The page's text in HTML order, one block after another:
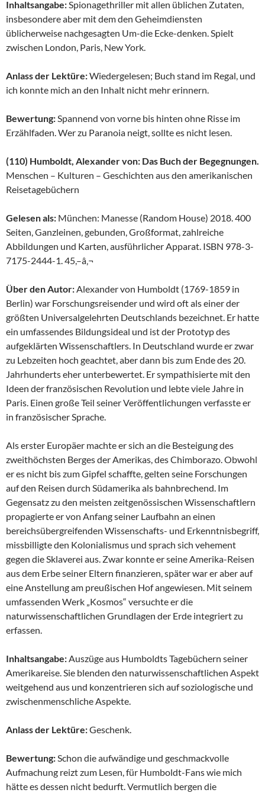
Inhaltsangabe: Spionagethriller mit allen üblichen Zutaten,
insbesondere aber mit dem den Geheimdiensten
üblicherweise nachgesagten Um-die Ecke-denken. Spielt
zwischen London, Paris, New York.
Anlass der Lektüre:Wiedergelesen; Buch stand im Regal, und
ich konnte mich an den Inhalt nicht mehr erinnern.
Bewertung: Spannend von vorne bis hinten ohne Risse im
Erzählfaden. Wer zu Paranoia neigt, sollte es nicht lesen.
(110) Humboldt, Alexander von: Das Buch der Begegnungen.
Menschen – Kulturen – Geschichten aus den amerikanischen
Reisetagebüchern
Gelesen als: München: Manesse (Random House) 2018. 400
Seiten, Ganzleinen, gebunden, Großformat, zahlreiche
Abbildungen und Karten, ausführlicher Apparat. ISBN 978-3-
7175-2444-1. 45,–â‚¬
Über den Autor: Alexander von Humboldt (1769-1859 in
Berlin) war Forschungsreisender und wird oft als einer der
größten Universalgelehrten Deutschlands bezeichnet. Er hatte
ein umfassendes Bildungsideal und ist der Prototyp des
aufgeklärten Wissenschaftlers. In Deutschland wurde er zwar
zu Lebzeiten hoch geachtet, aber dann bis zum Ende des 20.
Jahrhunderts eher unterbewertet. Er sympathisierte mit den
Ideen der französischen Revolution und lebte viele Jahre in
Paris. Einen große Teil seiner Veröffentlichungen verfasste er
in französischer Sprache.
Als erster Europäer machte er sich an die Besteigung des
zweithöchsten Berges der Amerikas, des Chimborazo. Obwohl
er es nicht bis zum Gipfel schaffte, gelten seine Forschungen
auf den Reisen durch Südamerika als bahnbrechend. Im
Gegensatz zu den meisten zeitgenössischen Wissenschaftlern
propagierte er von Anfang seiner Laufbahn an einen
bereichsübergreifenden Wissenschafts- und Erkenntnisbegriff,
missbilligte den Kolonialismus und sprach sich vehement
gegen die Sklaverei aus. Zwar konnte er seine Amerika-Reisen
aus dem Erbe seiner Eltern finanzieren, später war er aber auf
eine Anstellung am preußischen Hof angewiesen. Mit seinem
umfassenden Werk „Kosmos“ versuchte er die
naturwissenschaftlichen Grundlagen der Erde integriert zu
erfassen.
Inhaltsangabe: Auszüge aus Humboldts Tagebüchern seiner
Amerikareise. Sie blenden den naturwissenschaftlichen Aspekt
weitgehend aus und konzentrieren sich auf soziologische und
zwischenmenschliche Aspekte.
Anlass der Lektüre:Geschenk.
Bewertung: Schon die aufwändige und geschmackvolle
Aufmachung reizt zum Lesen, für Humboldt-Fans wie mich
hätte es dessen nicht bedurft. Vermutlich bergen die